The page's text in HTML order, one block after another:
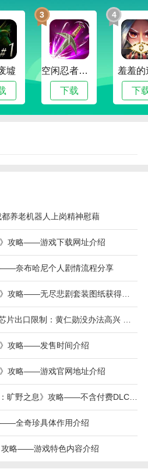
选流行服装及可爱饰品，与安
形象。
项属性，包括娱乐、社交等，
时，你将会获得一个特殊的能
有汤姆猫、安吉拉、汉克狗
等。通过互动，可以提升角
有趣的剧情和任务。
设有多个日常任务，如喂
成这些任务可以获得经验值
成长和道具购买。
常任务外，游戏还设有挑战
更高难度的关卡和BOSS，
提供了多种道具，如玩具、
不仅可以增加游戏的趣味性，
力。玩家可以通过商店购买或
墟
3
空闲忍者传奇
下载
4
羞羞的
下
养老机器人上岗精神慰藉
》攻略——游戏下载网址介绍
——奈布哈尼个人剧情流程分享
《第一狂战士：卡赞》攻略——无尽悲剧套装图纸获得方法介绍
》攻略——发售时间介绍
》攻略——游戏官网地址介绍
NS2版《塞尔达传说：旷野之息》攻略——不含付费DLC 总价超800元
——全奇珍具体作用介绍
攻略——游戏特色内容介绍